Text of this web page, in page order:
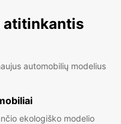
atitinkantis
automobilių modelius
ekologiško modelio